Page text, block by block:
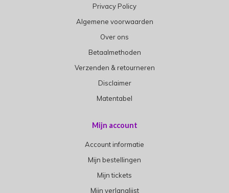
Privacy Policy
Algemene voorwaarden
Over ons
Betaalmethoden
Verzenden & retourneren
Disclaimer
Matentabel
Mijn account
Account informatie
Mijn bestellingen
Mijn tickets
Mijn verlanglijst